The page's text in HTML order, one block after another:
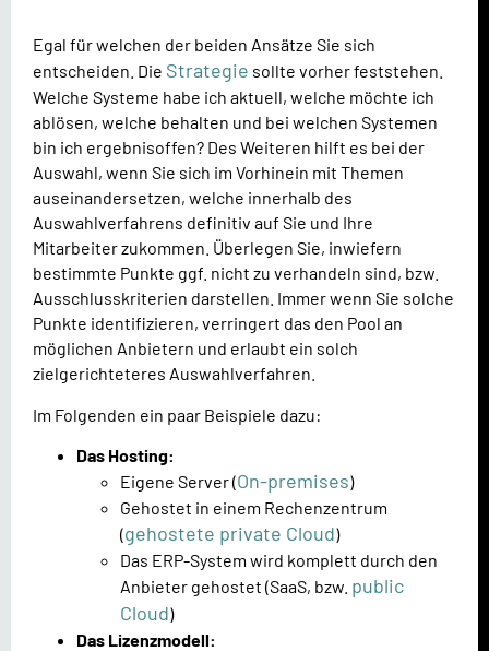
Egal für welchen der beiden Ansätze Sie sich
entscheiden. Die Strategie sollte vorher feststehen.
Welche Systeme habe ich aktuell, welche möchte ich
ablösen, welche behalten und bei welchen Systemen
bin ich ergebnisoffen? Des Weiteren hilft es bei der
Auswahl, wenn Sie sich im Vorhinein mit Themen
auseinandersetzen, welche innerhalb des
Auswahlverfahrens definitiv auf Sie und Ihre
Mitarbeiter zukommen. Überlegen Sie, inwiefern
bestimmte Punkte ggf. nicht zu verhandeln sind, bzw.
Ausschlusskriterien darstellen. Immer wenn Sie solche
Punkte identifizieren, verringert das den Pool an
möglichen Anbietern und erlaubt ein solch
zielgerichteteres Auswahlverfahren.
Im Folgenden ein paar Beispiele dazu:
Das Hosting:
Eigene Server (On-premises)
Gehostet in einem Rechenzentrum
(gehostete private Cloud)
Das ERP-System wird komplett durch den
Anbieter gehostet (SaaS, bzw. public
Cloud)
Das Lizenzmodell: